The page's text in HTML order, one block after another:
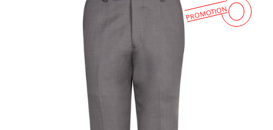
PROMOTION